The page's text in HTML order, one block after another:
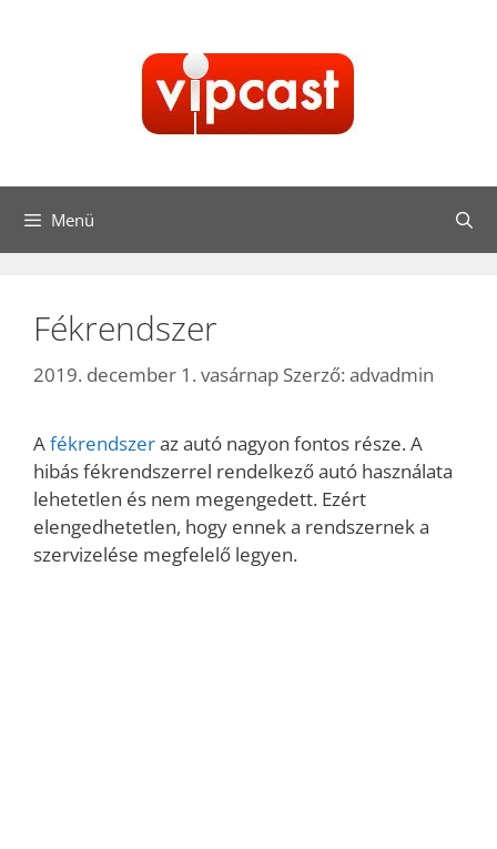
Menü
Fékrendszer
2019. december 1. vasárnap Szerző: advadmin
Afékrendszeraz autó nagyon fontos része. A
hibás fékrendszerrel rendelkező autó használata
lehetetlen és nem megengedett. Ezért
elengedhetetlen, hogy ennek a rendszernek a
szervizelése megfelelő legyen.